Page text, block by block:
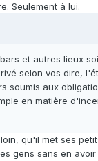
Seulement à lui.
et autres lieux
selon vos dire,
soumis aux
en matière
qu'il met ses
gens sans en